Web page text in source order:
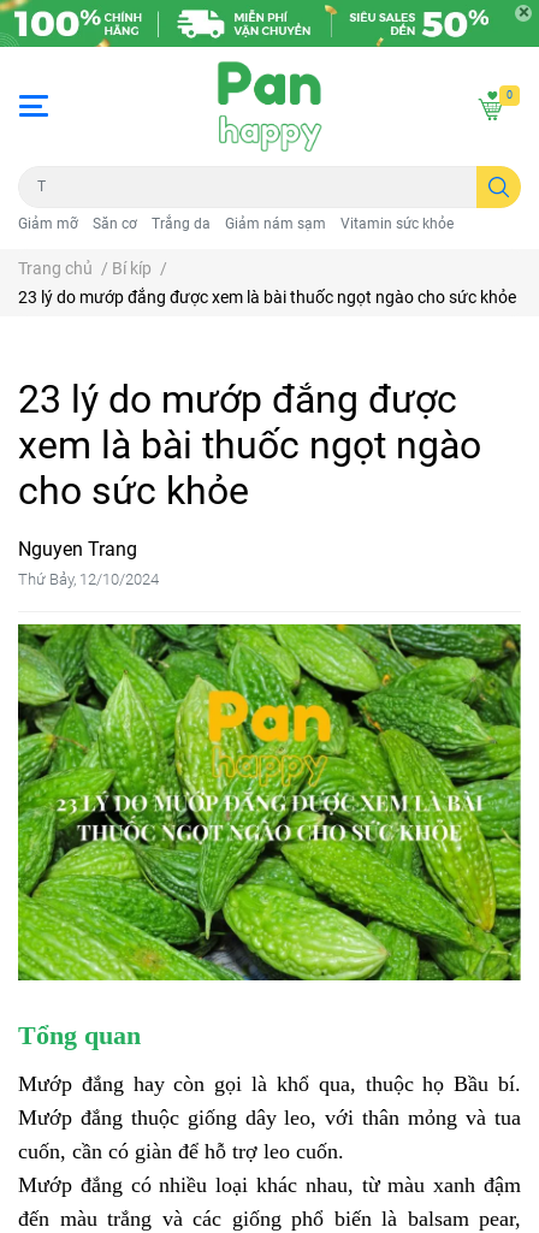
Giảm mỡ Săn cơ Trắng da Giảm nám sạm Vitamin sức khỏe
0
Trang chủ / Bí kíp /
23 lý do mướp đắng được xem là bài thuốc ngọt ngào cho sức khỏe
23 lý do mướp đắng được
xem là bài thuốc ngọt ngào
cho sức khỏe
Nguyen Trang
Thứ Bảy, 12/10/2024
Tổng quan
Mướp đắng hay còn gọi là khổ qua, thuộc họ Bầu bí.
Mướp đắng thuộc giống dây leo, với thân mỏng và tua
cuốn, cần có giàn để hỗ trợ leo cuốn.
Mướp đắng có nhiều loại khác nhau, từ màu xanh đậm
đến màu trắng và các giống phổ biến là balsam pear,